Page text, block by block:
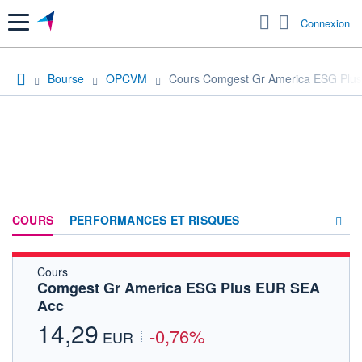
Menu Connexion
Bourse OPCVM Cours Comgest Gr America ESG
COURS PERFORMANCES ET RISQUES
FORUM
Cours
Comgest Gr America ESG Plus EUR SEA
Acc
14,29 EUR -0,76%